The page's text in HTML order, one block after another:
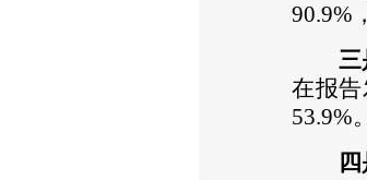
90.9%
三
在报
53.9%。